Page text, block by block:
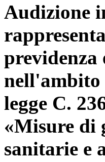
Audizione
previdenza
nell'ambito
legge C.
«Misure di
sanitarie e